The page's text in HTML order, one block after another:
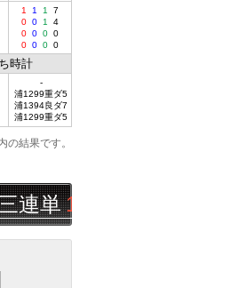
1 1 1
7
0 0 1
4
0 0 0 0
0 0 0 0
時計
-
浦1299重ダ5
浦1394良ダ7
浦1299重ダ5
結果です。
14,050円